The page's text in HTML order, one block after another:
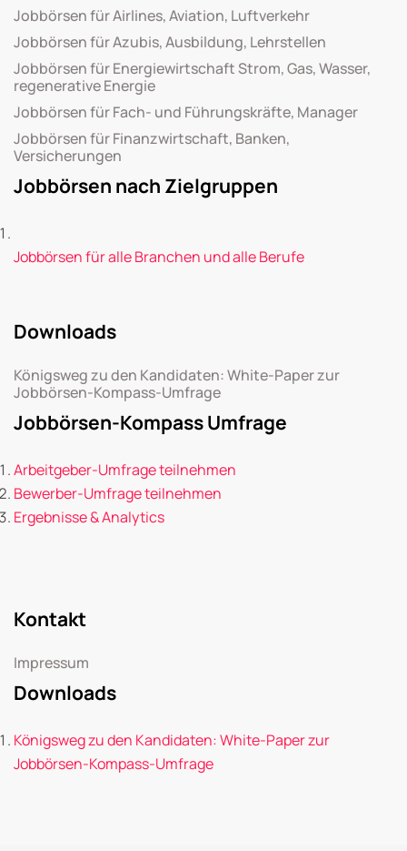
Jobbörsen für Airlines, Aviation, Luftverkehr
Jobbörsen für Azubis, Ausbildung, Lehrstellen
Jobbörsen für Energiewirtschaft Strom, Gas, Wasser,
regenerative Energie
Jobbörsen für Fach- und Führungskräfte, Manager
Jobbörsen für Finanzwirtschaft, Banken,
Versicherungen
Jobbörsen nach Zielgruppen
Jobbörsen für alle Branchen und alle Berufe
Downloads
Königsweg zu den Kandidaten: White-Paper zur
Jobbörsen-Kompass-Umfrage
Jobbörsen-Kompass Umfrage
Arbeitgeber-Umfrage teilnehmen
Bewerber-Umfrage teilnehmen
Ergebnisse & Analytics
Kontakt
Impressum
Downloads
Königsweg zu den Kandidaten: White-Paper zur
Jobbörsen-Kompass-Umfrage